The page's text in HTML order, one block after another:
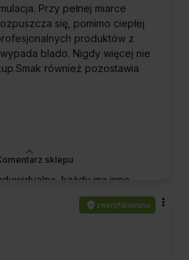
sklepu
każdy ma inne
pełnej miarce mamy bardzo
w elektrolitach.
mniejszą ilość w wodzie,
znów wymieszać mniejszą
powinno się rozpuścić.
Przy pełnej miarce
się, pomimo ciepłej
produktów z
blado. Nigdy więcej nie
również pozostawia
zweryfikowano